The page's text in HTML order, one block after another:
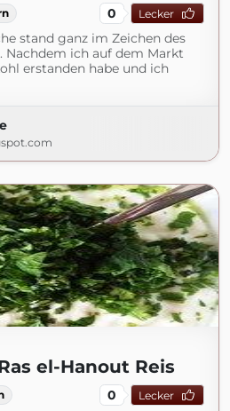
0 Lecker
stand ganz im Zeichen des
Nachdem ich auf dem Markt
erstanden habe und ich
el-Hanout Reis
0 Lecker